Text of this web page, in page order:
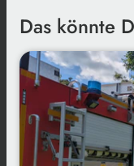
Das könnte